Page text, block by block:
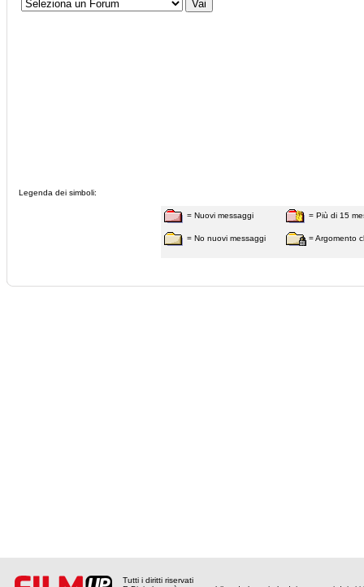
Legenda dei simboli:
= Nuovi messaggi
= No nuovi messaggi
= Più di 15
= Argomento
Tutti i diritti riservati